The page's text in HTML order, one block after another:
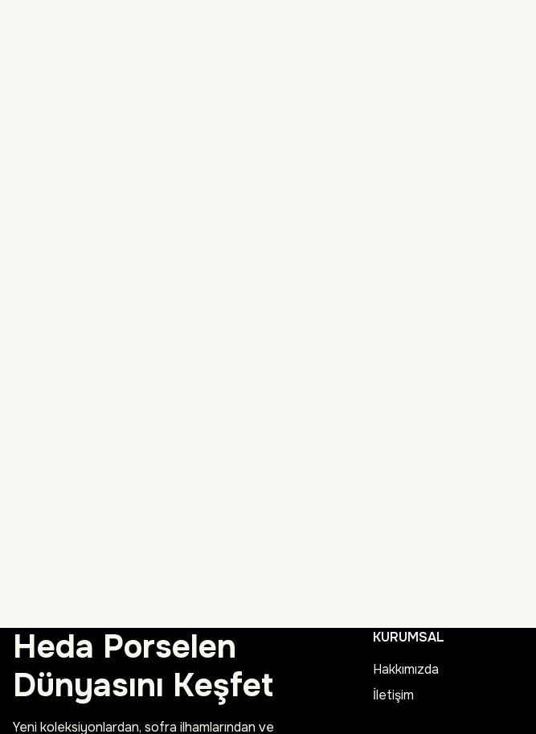
Heda Porselen
Dünyasını Keşfet
Yeni koleksiyonlardan, sofra ilhamlarından ve
KURUMSAL
Hakkımızda
İletişim